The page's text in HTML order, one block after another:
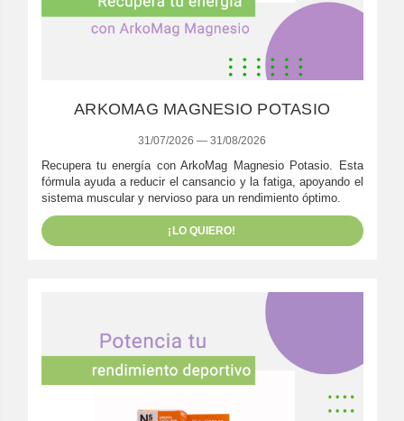
ARKOMAG MAGNESIO POTASIO
31/07/2026 — 31/08/2026
Recupera tu energía con ArkoMag Magnesio Potasio. Esta
fórmula ayuda a reducir el cansancio y la fatiga, apoyando el
sistema muscular y nervioso para un rendimiento óptimo.
¡LO QUIERO!